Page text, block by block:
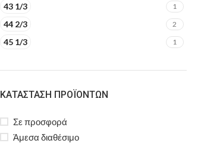
43 1/3 1
44 2/3 2
45 1/3 1
ΚΑΤΆΣΤΑΣΗ ΠΡΟΪΌΝΤΩΝ
Σε προσφορά
Άμεσα διαθέσιμο